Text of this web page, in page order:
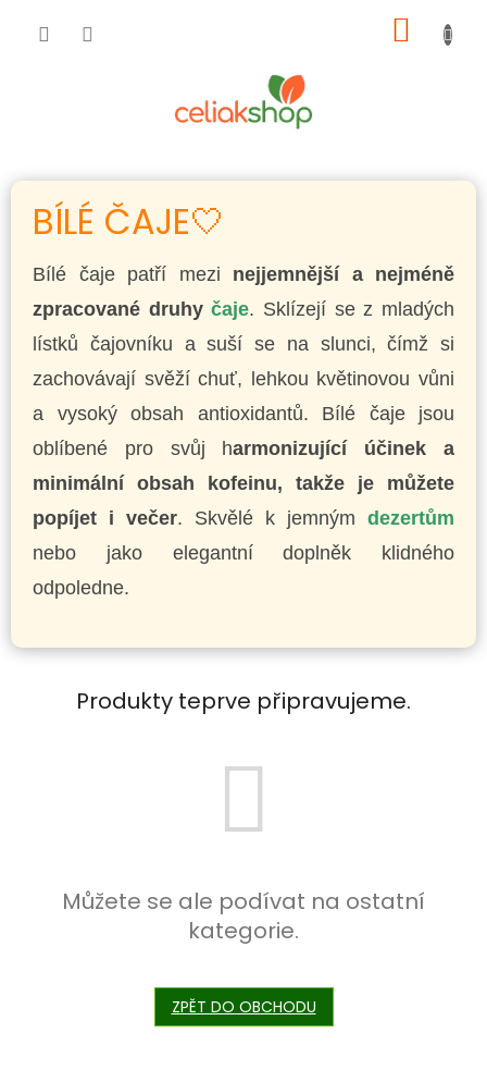
KOŠÍK
BÍLÉ ČAJE🤍
Bílé čaje patří mezi nejjemnější a nejméně
zpracované druhyčaje. Sklízejí se z mladých
lístků čajovníku a suší se na slunci, čímž si
zachovávají svěží chuť, lehkou květinovou vůni
a vysoký obsah antioxidantů. Bílé čaje jsou
oblíbené pro svůj harmonizující účinek a
minimální obsah kofeinu, takže je můžete
popíjet i večer. Skvělé k jemným dezertům
nebo jako elegantní doplněk klidného
odpoledne.
Produkty teprve připravujeme.
Můžete se ale podívat na ostatní
kategorie.
ZPĚT DO OBCHODU